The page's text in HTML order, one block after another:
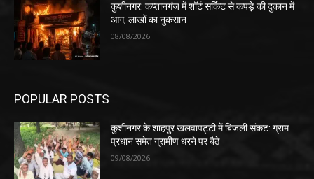
कुशीनगर: कप्तानगंज में शॉर्ट सर्किट से कपड़े की दुकान में
आग, लाखों का नुकसान
08/08/2026
POPULAR POSTS
कुशीनगर के शाहपुर खलवापट्टी में बिजली संकट: ग्राम
प्रधान समेत ग्रामीण धरने पर बैठे
09/08/2026